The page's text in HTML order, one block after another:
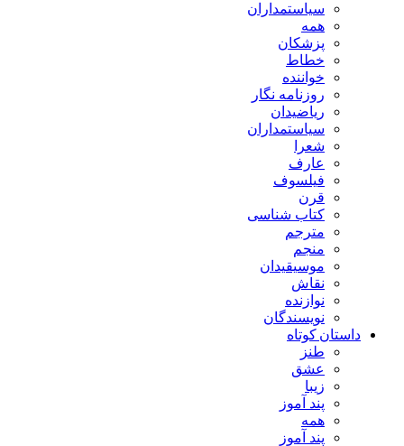
سیاستمداران
همه
پزشکان
خطاط
خواننده
روزنامه نگار
ریاضیدان
سیاستمداران
شعرا
عارف
فیلسوف
قرن
کتاب شناسی
مترجم
منجم
موسیقیدان
نقاش
نوازنده
نویسندگان
داستان کوتاه
طنز
عشق
زیبا
پند آموز
همه
پند آموز